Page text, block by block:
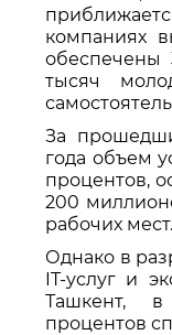
компаниях
обеспечены
тысяч
За
года объем
процентов,
200
рабочих мест.
Однако в
IT-услуг и
Ташкент,
процентов